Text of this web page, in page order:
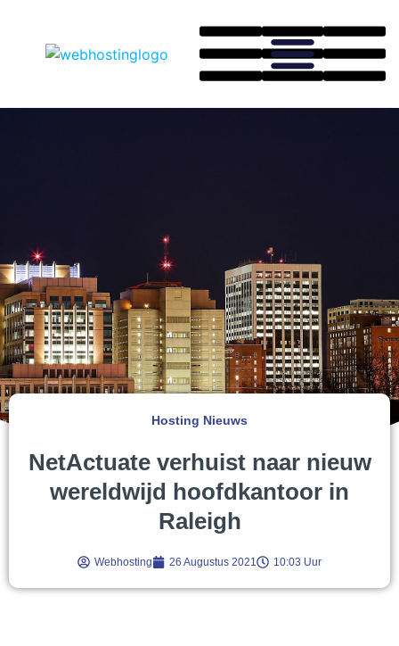
Hosting Nieuws
NetActuate verhuist naar nieuw
wereldwijd hoofdkantoor in
Raleigh
Webhosting 26 Augustus 2021 10:03 Uur